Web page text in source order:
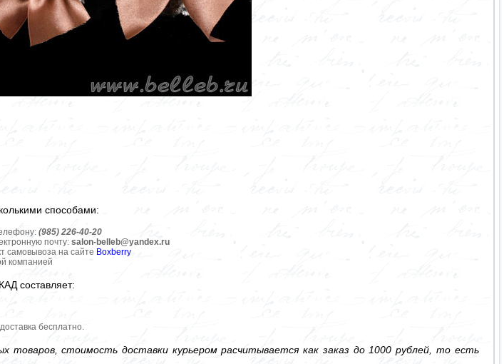
способами:
(985) 226-40-20
почту: salon-belleb@yandex.ru
самовывоза на сайте Boxberry
компанией
составляет:
бесплатно.
товаров, стоимость доставки курьером расчитывается как заказ до 1000 рублей, то есть